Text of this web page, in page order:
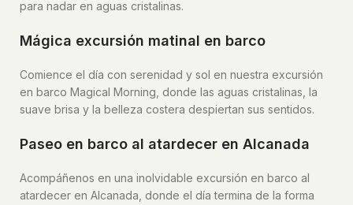
para nadar en aguas cristalinas.
Mágica excursión matinal en barco
Comience el día con serenidad y sol en nuestra excursión
en barco Magical Morning, donde las aguas cristalinas, la
suave brisa y la belleza costera despiertan sus sentidos.
Paseo en barco al atardecer en Alcanada
Acompáñenos en una inolvidable excursión en barco al
atardecer en Alcanada, donde el día termina de la forma